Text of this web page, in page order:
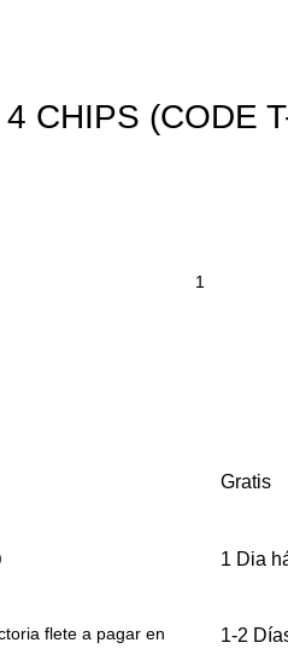
CHIPS (CODE
Gratis
1 Dia
flete a pagar en
1-2